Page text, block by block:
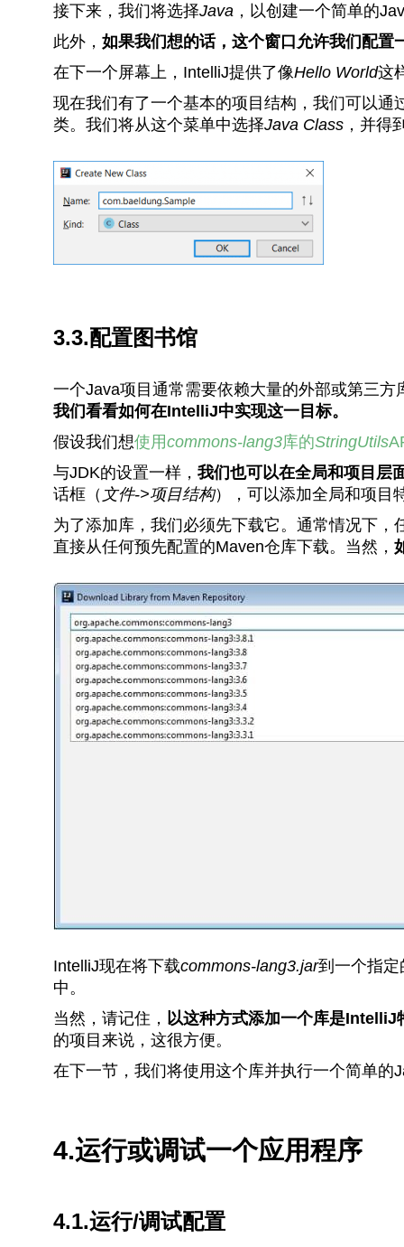
接下来，我们将选择Java，以创建一个简单的
此外， 如果我们想的话，这个窗口允许我们配置
在下一个屏幕上，IntelliJ提供了像Hello World这
现在我们有了一个基本的项目结构，我们可以通
类。我们将从这个菜单中选择Java Class，并得
3.3.配置图书馆
一个Java项目通常需要依赖大量的外部或第三方
我们看看如何在IntelliJ中实现这一目标。
假设我们想使用commons-lang3库的StringUtils
与JDK的设置一样， 我们也可以在全局和项目层
话框（ 文件->项目结构），可以添加全局和项目
为了添加库，我们必须先下载它。通常情况下
直接从任何预先配置的Maven仓库下载。当然，
IntelliJ现在将下载commons-lang3.jar到一个指
中。
当然，请记住， 以这种方式添加一个库是IntelliJ
的项目来说，这很方便。
在下一节，我们将使用这个库并执行一个简单的
4.运行或调试一个应用程序
4.1.运行/调试配置